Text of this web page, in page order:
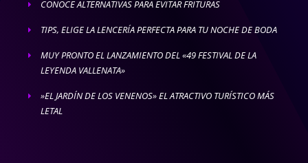
E CONOCE ALTERNATIVAS PARA EVITAR FRITURAS
E TIPS, ELIGE LA LENCERÍA PERFECTA PARA TU NOCHE DE BODA
E
MUY PRONTO EL LANZAMIENTO DEL «49 FESTIVAL DE LA
LEYENDA VALLENATA»
E
»EL JARDÍN DE LOS VENENOS» EL ATRACTIVO TURÍSTICO MÁS
LETAL